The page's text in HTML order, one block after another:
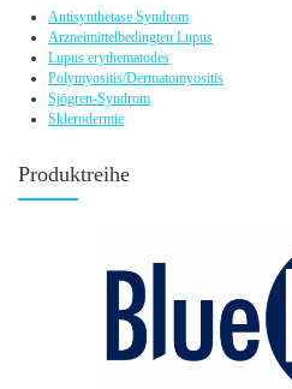
Antisynthetase Syndrom
Arzneimittelbedingten Lupus
Lupus erythematodes
Polymyositis/Dermatomyositis
Sjögren-Syndrom
Sklerodermie
Produktreihe